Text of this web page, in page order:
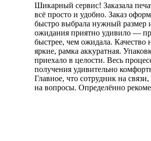
Шикарный сервис! Заказала
всё просто и удобно. Заказ
быстро выбрала нужный размер
ожидания приятно удивило —
быстрее, чем ожидала. Качество
яркие, рамка аккуратная.
приехало в целости. Весь
получения удивительно
Главное, что сотрудник на связи,
на вопросы. Определённо